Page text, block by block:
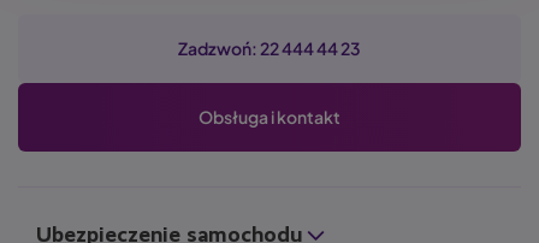
Zadzwoń: 22 444 44 23
Obsługa i kontakt
Ubezpieczenie samochodu